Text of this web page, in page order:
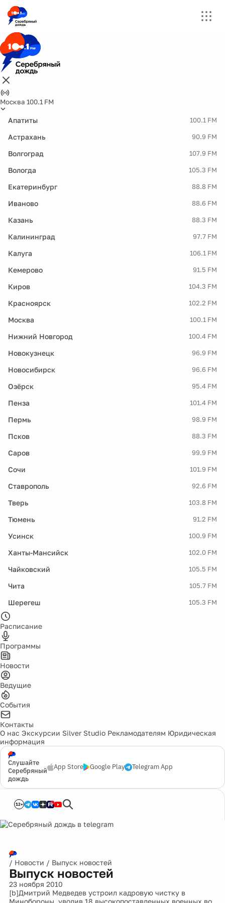
Москва 100.1 FM
Апатиты 100.1 FM
Астрахань 90.9 FM
Волгоград 107.9 FM
Вологда 105.3 FM
Екатеринбург 88.8 FM
Иваново 88.6 FM
Казань 88.3 FM
Калининград 97.7 FM
Калуга 106.1 FM
Кемерово 91.5 FM
Киров 104.3 FM
Красноярск 102.2 FM
Москва 100.1 FM
Нижний Новгород 100.4 FM
Новокузнецк 96.9 FM
Новосибирск 96.6 FM
Озёрск 95.4 FM
Пенза 101.4 FM
Пермь 98.9 FM
Псков 88.3 FM
Саров 99.9 FM
Сочи 101.9 FM
Ставрополь 92.6 FM
Тверь 103.8 FM
Тюмень 91.2 FM
Усинск 100.9 FM
Ханты-Мансийск 102.0 FM
Чайковский 105.5 FM
Чита 105.7 FM
Шерегеш 105.3 FM
Расписание
Программы
Новости
Ведущие
События
Контакты
О нас Экскурсии Silver Studio Рекламодателям Юридическая
информация
Слушайте
Серебряный
дождь
App Store Google Play Telegram App
12+
/ Новости / Выпуск новостей
Выпуск новостей
23 ноября 2010
[b]Дмитрий Медведев устроил кадровую чистку в